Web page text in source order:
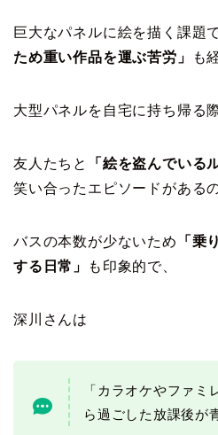
巨大なパネルに絵を描く課題
ため重い作品を運ぶ苦労」
も
大型パネルを自宅に持ち帰る際
友人たちと 「絵を盗んでいる
笑い合ったエピソードがある
バスの本数が少ないため
「乗
する日常」
も印象的で、
深川さんは
「カラオケやファミ
ら過ごした放課後が